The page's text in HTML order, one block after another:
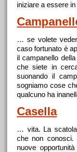
iniziare a essere
… se volete
caso fortunato è
il campanello
che siete in
suonando il
sogniamo cose
qualcuno ha
Casella
… vita. La scatola
che non conosci.
nuove